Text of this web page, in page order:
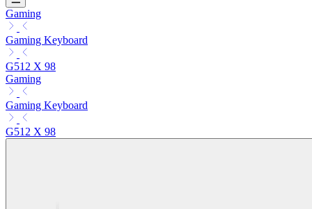
Gaming
Gaming Keyboard
G512 X 98
Gaming
Gaming Keyboard
G512 X 98